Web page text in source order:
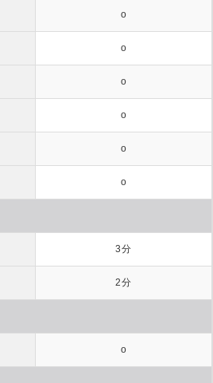
o
o
o
o
o
o
3分
2分
o